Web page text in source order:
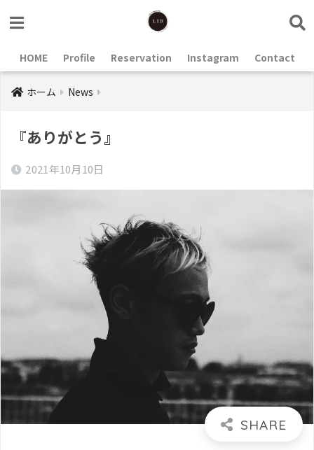
HOME Profile Reservation Instagram Contact
ホーム News
『ありがとう』
2021年10月10日